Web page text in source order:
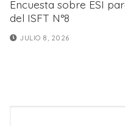
Encuesta sobre ESI
del ISFT N°8
JULIO 8, 2026